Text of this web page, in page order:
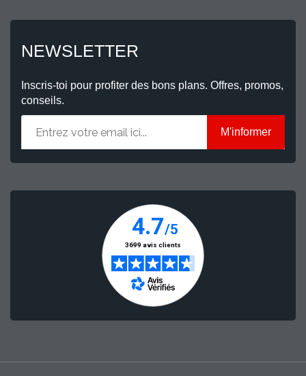
NEWSLETTER
Inscris-toi pour profiter des bons plans. Offres, promos,
conseils.
M'informer